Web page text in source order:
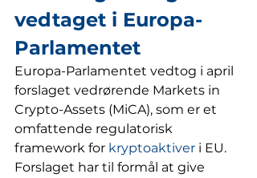
vedtaget i Europa-
Parlamentet
Europa-Parlamentet vedtog i april
forslaget vedrørende Markets in
Crypto-Assets (MiCA), som er et
omfattende regulatorisk
framework for kryptoaktiver i EU.
Forslaget har til formål at give